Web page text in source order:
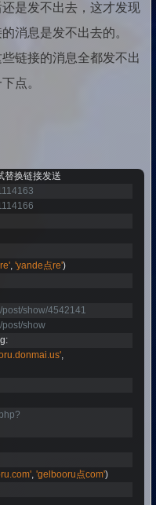
是发不出去，这才发现
消息是发不出去的。
链接的消息全都发不出
点。
替换链接发送
, 'yande点re')
show/4542141
show
:
,
, 'gelbooru点com')